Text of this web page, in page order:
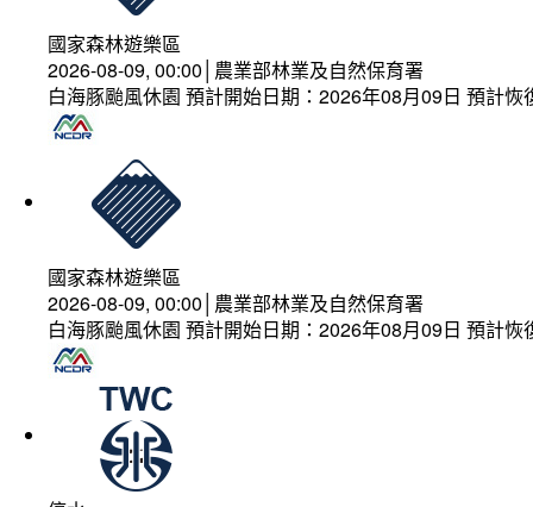
國家森林遊樂區
2026-08-09, 00:00│農業部林業及自然保育署
白海豚颱風休園 預計開始日期：2026年08月09日 預計
國家森林遊樂區
2026-08-09, 00:00│農業部林業及自然保育署
白海豚颱風休園 預計開始日期：2026年08月09日 預計